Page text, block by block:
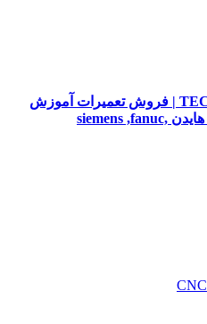
تکنوست TECHNOSET | فروش تعمیرات آموزش
برنامه نویسی cnc زیمنس فانوک هایدن siemens ,fanuc,